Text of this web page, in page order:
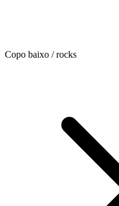
Copo baixo / rocks